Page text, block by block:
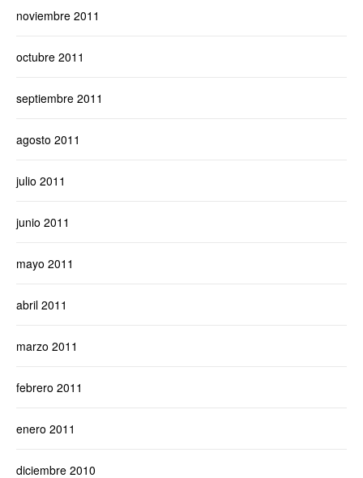
noviembre 2011
octubre 2011
septiembre 2011
agosto 2011
julio 2011
junio 2011
mayo 2011
abril 2011
marzo 2011
febrero 2011
enero 2011
diciembre 2010